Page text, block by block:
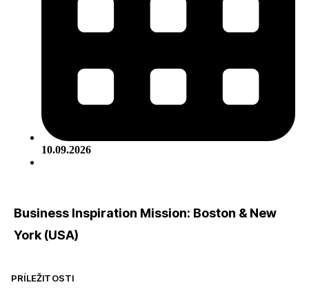
10.09.2026
Business Inspiration Mission: Boston & New
York (USA)
PRÍLEŽITOSTI